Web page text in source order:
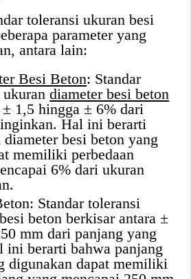
toleransi ukuran besi
parameter yang
antara lain:
Besi Beton: Standar
ukurandiameter besi beton
1,5 hingga ± 6% dari
Hal ini berarti
besi beton yang
memiliki perbedaan
6% dari ukuran
Standar toleransi
beton berkisar antara ±
mm dari panjang yang
berarti bahwa panjang
digunakan dapat memiliki